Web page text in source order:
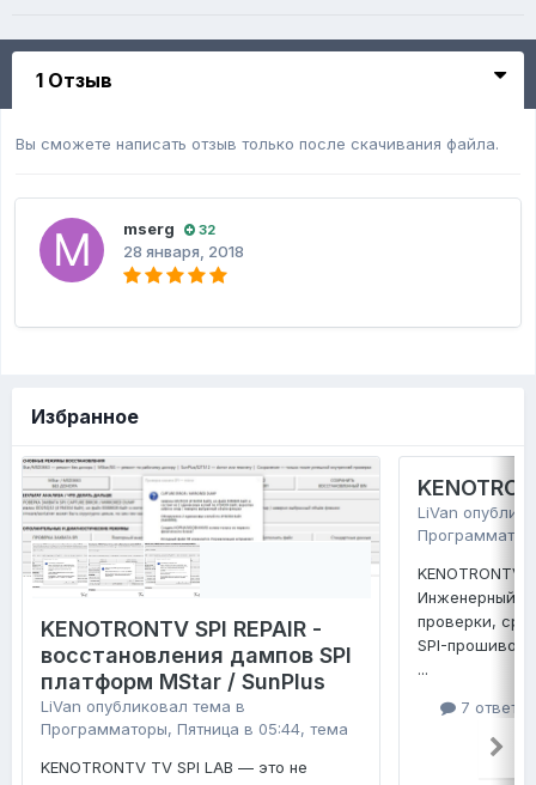
1 Отзыв
Вы сможете написать отзыв только после скачивания файла.
mserg 32
28 января, 2018
Избранное
KENOTRONTV SPI REPAIR -
восстановления дампов SPI
платформ MStar / SunPlus
LiVan опубликовал тема в
Программаторы, Пятница в 05:44, тема
KENOTRONTV TV SPI LAB — это не
LiVan
KENOTRONTV
Инженерный
проверки,
SPI-прошивок
...
7 ответов